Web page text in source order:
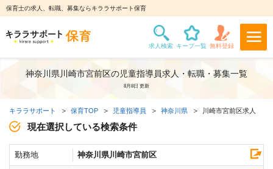
保育士の求人、転職、募集ならキララサポート保育
神奈川県川崎市宮前区の児童指導員求人・転職・募集一覧
8月8日 更新
キララサポート 保育TOP 児童指導員 神奈川県 川崎市宮前区求人
現在選択している検索条件
勤務地 神奈川県川崎市宮前区